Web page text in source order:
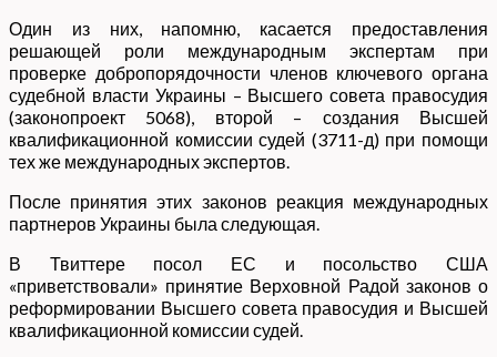
Один из них, напомню, касается предоставления
решающей роли международным экспертам при
проверке добропорядочности членов ключевого органа
судебной власти Украины – Высшего совета правосудия
(законопроект 5068), второй – создания Высшей
квалификационной комиссии судей (3711-д) при помощи
тех же международных экспертов.
После принятия этих законов реакция международных
партнеров Украины была следующая.
В Твиттере посол ЕС и посольство США
«приветствовали» принятие Верховной Радой законов о
реформировании Высшего совета правосудия и Высшей
квалификационной комиссии судей.